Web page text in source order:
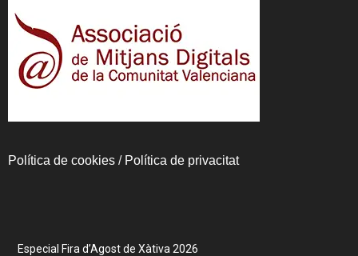
Política de cookies / Política de privacitat
Especial Fira d’Agost de Xàtiva 2026